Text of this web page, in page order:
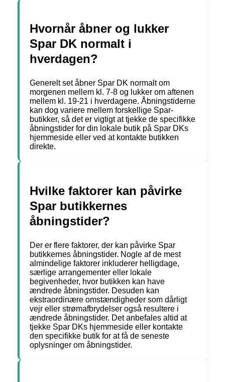
Hvornår åbner og lukker
Spar DK normalt i
hverdagen?
Generelt set åbner Spar DK normalt om
morgenen mellem kl. 7-8 og lukker om aftenen
mellem kl. 19-21 i hverdagene. Åbningstiderne
kan dog variere mellem forskellige Spar-
butikker, så det er vigtigt at tjekke de specifikke
åbningstider for din lokale butik på Spar DKs
hjemmeside eller ved at kontakte butikken
direkte.
Hvilke faktorer kan påvirke
Spar butikkernes
åbningstider?
Der er flere faktorer, der kan påvirke Spar
butikkernes åbningstider. Nogle af de mest
almindelige faktorer inkluderer helligdage,
særlige arrangementer eller lokale
begivenheder, hvor butikken kan have
ændrede åbningstider. Desuden kan
ekstraordinære omstændigheder som dårligt
vejr eller strømafbrydelser også resultere i
ændrede åbningstider. Det anbefales altid at
tjekke Spar DKs hjemmeside eller kontakte
den specifikke butik for at få de seneste
oplysninger om åbningstider.